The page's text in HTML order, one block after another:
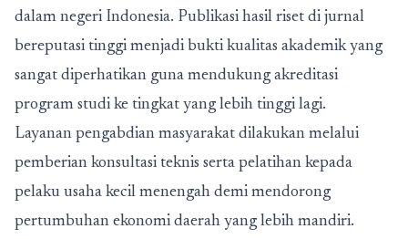
dalam negeri Indonesia. Publikasi hasil riset di jurnal
bereputasi tinggi menjadi bukti kualitas akademik yang
sangat diperhatikan guna mendukung akreditasi
program studi ke tingkat yang lebih tinggi lagi.
Layanan pengabdian masyarakat dilakukan melalui
pemberian konsultasi teknis serta pelatihan kepada
pelaku usaha kecil menengah demi mendorong
pertumbuhan ekonomi daerah yang lebih mandiri.